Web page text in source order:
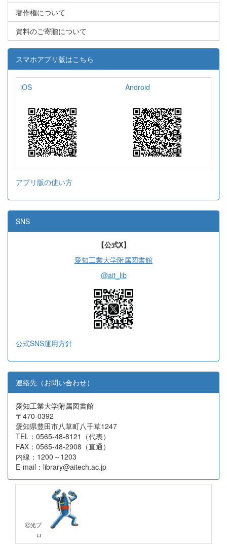
著作権について
資料のご寄贈について
スマホアプリ版はこちら
iOS Android
アプリ版の使い方
SNS
【公式X】
愛知工業大学附属図書館
@ait_lib
公式SNS運用方針
連絡先（お問い合わせ）
愛知工業大学附属図書館
〒470-0392
愛知県豊田市八草町八千草1247
TEL：0565-48-8121（代表）
FAX：0565-48-2908（直通）
内線：1200～1203
E-mail：library@aitech.ac.jp
Ⓒ光プ
ロ